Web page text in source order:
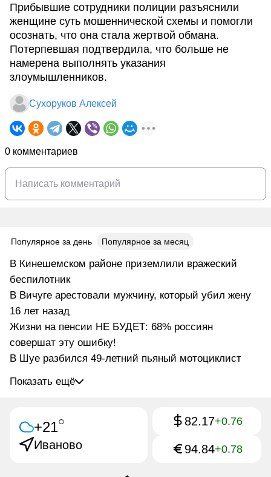
Прибывшие сотрудники полиции разъяснили
женщине суть мошеннической схемы и помогли
осознать, что она стала жертвой обмана.
Потерпевшая подтвердила, что больше не
намерена выполнять указания
злоумышленников.
Сухоруков Алексей
0 комментариев
Популярное за день Популярное за месяц
В Кинешемском районе приземлили вражеский
беспилотник
В Вичуге арестовали мужчину, который убил жену
16 лет назад
Жизни на пенсии НЕ БУДЕТ: 68% россиян
совершат эту ошибку!
В Шуе разбился 49-летний пьяный мотоциклист
Показать ещё
+21○
Иваново
82.17+0.76
94.84+0.78